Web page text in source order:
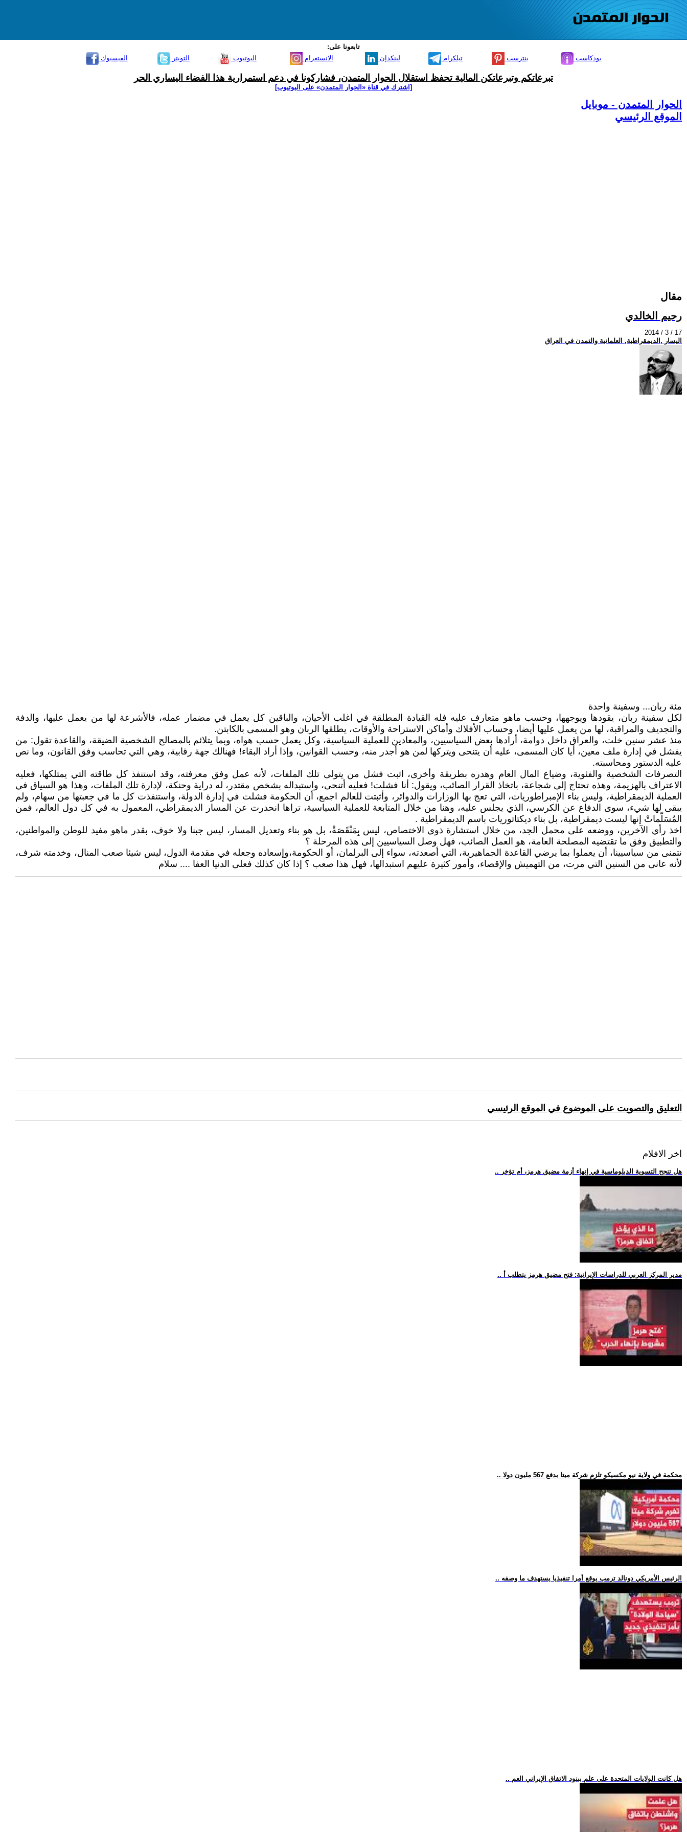
تابعونا على:
الفيسبوك
التويتر اليوتيوب الانستغرام لينكدإن تيلكرام بنترست بودكاست
تبرعاتكم وتبرعاتكن المالية تحفظ استقلال الحوار المتمدن، فشاركونا في دعم استمرارية هذا الفضاء اليساري الحر
[اشترك في قناة ‫«الحوار المتمدن» على اليوتيوب]
الحوار المتمدن - موبايل
الموقع الرئيسي
مقال
رحيم الخالدي
2014 / 3 / 17
اليسار ,الديمقراطية, العلمانية والتمدن في العراق
مئة ربان... وسفينة واحدة
لكل سفينة ربان، يقودها ويوجهها، وحسب ماهو متعارف عليه فله القيادة المطلقة في اغلب الأحيان، والباقين كل يعمل في مضمار عمله، فالأشرعة لها من يعمل عليها، والدفة
والتجديف والمراقبة، لها من يعمل عليها أيضا، وحساب الأفلاك وأماكن الاستراحة والأوقات، يطلقها الربان وهو المسمى بالكابتن.
منذ عشر سنين خلت، والعراق داخل دوامة، أرادها بعض السياسيين، والمعادين للعملية السياسية، وكل يعمل حسب هواه، وبما يتلائم بالمصالح الشخصية الضيقة، والقاعدة تقول: من
يفشل في إدارة ملف معين، أيا كان المسمى، عليه أن يتنحى ويتركها لمن هو أجدر منه، وحسب القوانين، وإذا أراد البقاء! فهنالك جهة رقابية، وهي التي تحاسب وفق القانون، وما نص
عليه الدستور ومحاسبته.
التصرفات الشخصية والفئوية، وضياع المال العام وهدره بطريقة وأخرى، اثبت فشل من يتولى تلك الملفات، لأنه عمل وفق معرفته، وقد استنفذ كل طاقته التي يمتلكها، فعليه
الاعتراف بالهزيمة، وهذه تحتاج إلى شجاعة، باتخاذ القرار الصائب، ويقول: أنا فشلت! فعليه أتنحى، واستبداله بشخص مقتدر، له دراية وحنكة، لإدارة تلك الملفات، وهذا هو السياق في
العملية الديمقراطية، وليس بناء الإمبراطوريات، التي تعج بها الوزارات والدوائر، وأثبتت للعالم اجمع، أن الحكومة فشلت في إدارة الدولة، واستنفذت كل ما في جعبتها من سهام، ولم
يبقى لها شيء، سوى الدفاع عن الكرسي، الذي يجلس عليه، وهنا من خلال المتابعة للعملية السياسية، تراها انحدرت عن المسار الديمقراطي، المعمول به في كل دول العالم، فمن
المُسَلّماتْ إنها ليست ديمقراطية، بل بناء ديكتاتوريات باسم الديمقراطية .
اخذ رأي الآخرين، ووضعه على محمل الجد، من خلال استشارة ذوي الاختصاص، ليس بِمَنْقَصَةْ، بل هو بناء وتعديل المسار، ليس جبنا ولا خوف، بقدر ماهو مفيد للوطن والمواطنين،
والتطبيق وفق ما تقتضيه المصلحة العامة، هو العمل الصائب، فهل وصل السياسيين إلى هذه المرحلة ؟
نتمنى من سياسيينا، أن يعملوا بما يرضي القاعدة الجماهيرية، التي أصعدته، سواء إلى البرلمان، أو الحكومة،وإسعاده وجعله في مقدمة الدول، ليس شيئا صعب المنال، وخدمته شرف،
لأنه عانى من السنين التي مرت، من التهميش والإقصاء، وأمور كثيرة عليهم استبدالها، فهل هذا صعب ؟ إذا كان كذلك فعلى الدنيا العفا .... سلام
التعليق والتصويت على الموضوع في الموقع الرئيسي
اخر الافلام
.. هل تنجح التسوية الدبلوماسية في إنهاء أزمة مضيق هرمز، أم تؤخر
.. مدير المركز العربي للدراسات الإيرانية: فتح مضيق هرمز يتطلب أ
.. محكمة في ولاية نيو مكسيكو تلزم شركة ميتا بدفع 567 مليون دولا
.. الرئيس الأمريكي دونالد ترمب يوقع أمرا تنفيذيا يستهدف ما وصفه
.. هل كانت الولايات المتحدة على علم ببنود الاتفاق الإيراني العم